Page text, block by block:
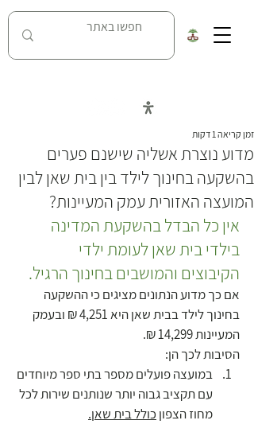
מדוע נוצרת אשליה שישנם פערים
בהשקעה בחינוך לילד בין בית שאן לבין
המועצה האזורית עמק המעיינות?
זמן קריאה 1 דקות
אין כל הבדל בהשקעת המדינה
בילדי בית שאן לעומת ילדי
הקיבוצים והמושבים בחינוך הרגיל.
אם כך מדוע הנתונים מציגים כי ההשקעה
בחינוך לילד בבית שאן היא 4,251 ₪ ובעמק
המעיינות 14,299 ₪.
הסיבות לכך הן:
במועצה פועלים מספר בתי ספר מיוחדים
עם תקציב גבוה יותר שנותנים שירות לכל
מחוז הצפון כולל בית שאן.